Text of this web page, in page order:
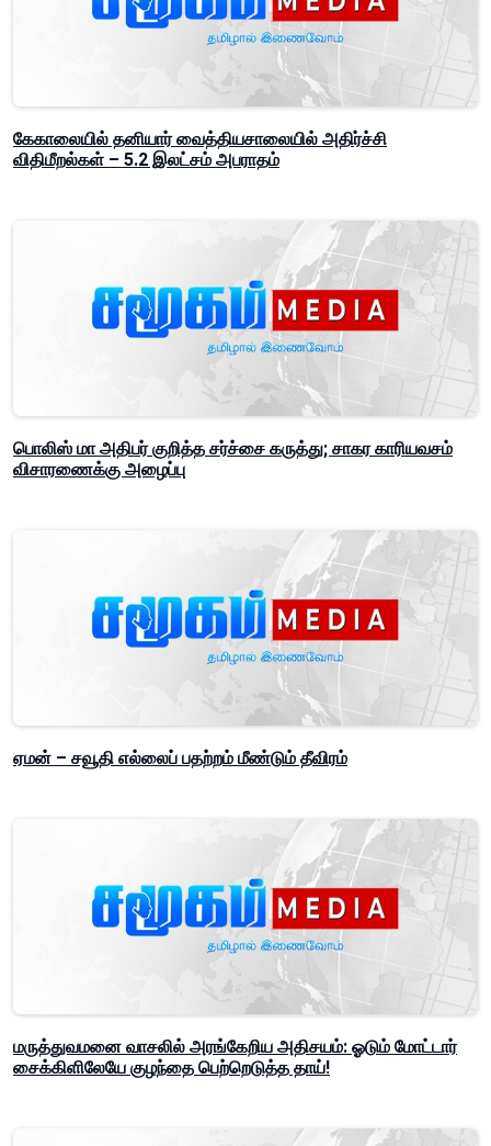
கேகாலையில் தனியார் வைத்தியசாலையில் அதிர்ச்சி
விதிமீறல்கள் – 5.2 இலட்சம் அபராதம்
பொலிஸ் மா அதிபர் குறித்த சர்ச்சை கருத்து; சாகர காரியவசம்
விசாரணைக்கு அழைப்பு
ஏமன் – சவூதி எல்லைப் பதற்றம் மீண்டும் தீவிரம்
மருத்துவமனை வாசலில் அரங்கேறிய அதிசயம்: ஓடும் மோட்டார்
சைக்கிளிலேயே குழந்தை பெற்றெடுத்த தாய்!